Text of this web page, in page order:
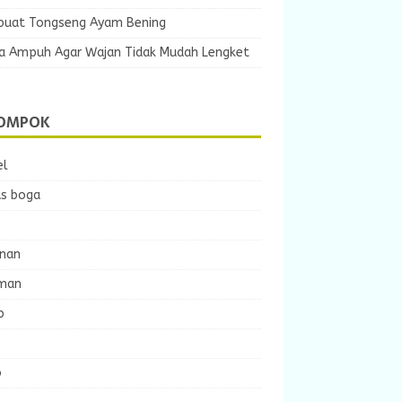
Tongseng Ayam Bening
Ampuh Agar Wajan Tidak Mudah Lengket
boga